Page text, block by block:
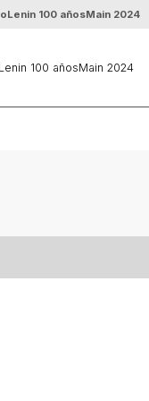
Lenin 100 añosMain 2024
Lenin 100 añosMain 2024